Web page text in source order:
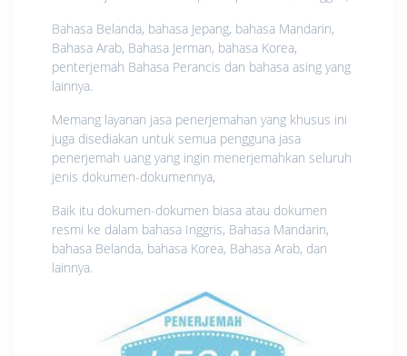
Bahasa Belanda, bahasa Jepang, bahasa Mandarin,
Bahasa Arab, Bahasa Jerman, bahasa Korea,
penterjemah Bahasa Perancis dan bahasa asing yang
lainnya.
Memang layanan jasa penerjemahan yang khusus ini
juga disediakan untuk semua pengguna jasa
penerjemah uang yang ingin menerjemahkan seluruh
jenis dokumen-dokumennya,
Baik itu dokumen-dokumen biasa atau dokumen
resmi ke dalam bahasa Inggris, Bahasa Mandarin,
bahasa Belanda, bahasa Korea, Bahasa Arab, dan
lainnya.